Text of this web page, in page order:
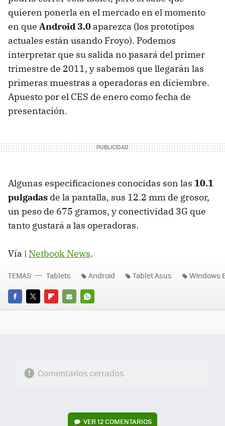
quieren ponerla en el mercado en el momento
en que Android 3.0 aparezca (los prototipos
actuales están usando Froyo). Podemos
interpretar que su salida no pasará del primer
trimestre de 2011, y sabemos que llegarán las
primeras muestras a operadoras en diciembre.
Apuesto por el CES de enero como fecha de
presentación.
Algunas especificaciones conocidas son las 10.1
pulgadas de la pantalla, sus 12.2 mm de grosor,
un peso de 675 gramos, y conectividad 3G que
tanto gustará a las operadoras.
Vía | Netbook News.
FACEBOOK
TWITTERFLIPBOARD
E-
WHATSAPP
TEMAS Tablets Android Tablet Asus Windows
Comentarios cerrados
VER12 COMENTARIOS